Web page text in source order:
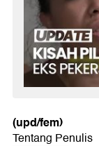
(upd/fem)